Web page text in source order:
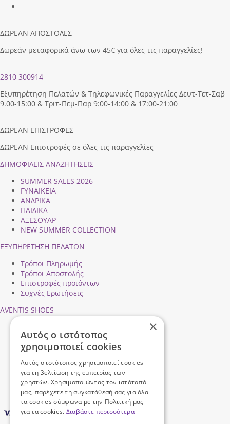
ΔΩΡΕΑΝ ΑΠΟΣΤΟΛΕΣ
Δωρεάν μεταφορικά άνω των 45€ για όλες τις παραγγελίες!
2810 300914
Εξυπηρέτηση Πελατών & Τηλεφωνικές Παραγγελίες Δευτ-Τετ-Σαβ
9.00-15:00 & Τριτ-Πεμ-Παρ 9:00-14:00 & 17:00-21:00
ΔΩΡΕΑΝ ΕΠΙΣΤΡΟΦΕΣ
ΔΩΡΕΑΝ Επιστροφές σε όλες τις παραγγελίες
ΔΗΜΟΦΙΛEIΣ ΑΝΑΖΗΤΗΣΕΙΣ
SUMMER SALES 2026
ΓΥΝΑΙΚΕΙΑ
ΑΝΔΡΙΚΑ
ΠΑΙΔΙΚΑ
ΑΞΕΣΟΥΑΡ
NEW SUMMER COLLECTION
ΕΞΥΠΗΡΕΤΗΣΗ ΠΕΛΑΤΩΝ
Τρόποι Πληρωμής
Τρόποι Αποστολής
Επιστροφές προϊόντων
Συχνές Ερωτήσεις
AVENTIS SHOES
Ασφάλεια Συναλλαγών
Προσωπικά Δεδομένα
Όροι Χρήσης
×
Αυτός ο ιστότοπος
χρησιμοποιεί cookies
Αυτός ο ιστότοπος χρησιμοποιεί cookies
για τη βελτίωση της εμπειρίας των
χρηστών. Χρησιμοποιώντας τον ιστότοπό
μας, παρέχετε τη συγκατάθεσή σας για όλα
τα cookies σύμφωνα με την Πολιτική μας
για τα cookies. Διαβάστε περισσότερα